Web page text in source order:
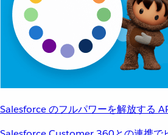
Salesforce のフルパワーを解放する